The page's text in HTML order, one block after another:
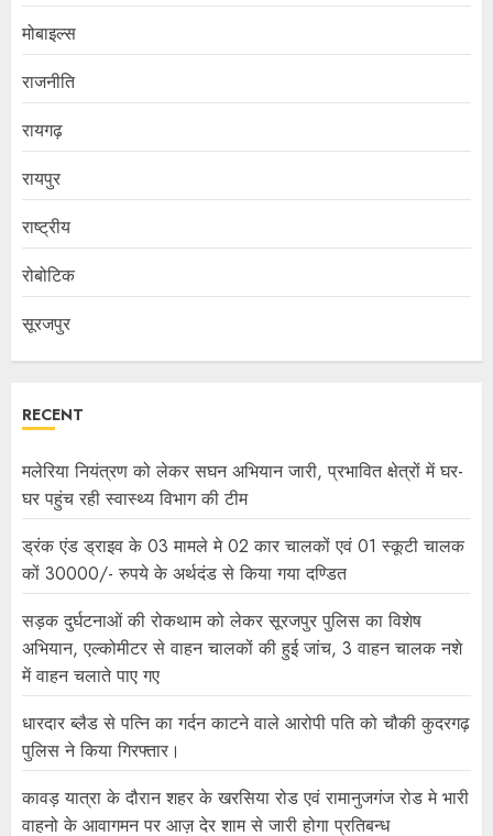
मोबाइल्स
राजनीति
रायगढ़
रायपुर
राष्ट्रीय
रोबोटिक
सूरजपुर
RECENT
मलेरिया नियंत्रण को लेकर सघन अभियान जारी, प्रभावित क्षेत्रों में घर-
घर पहुंच रही स्वास्थ्य विभाग की टीम
ड्रंक एंड ड्राइव के 03 मामले मे 02 कार चालकों एवं 01 स्कूटी चालक
कों 30000/- रुपये के अर्थदंड से किया गया दण्डित
सड़क दुर्घटनाओं की रोकथाम को लेकर सूरजपुर पुलिस का विशेष
अभियान, एल्कोमीटर से वाहन चालकों की हुई जांच, 3 वाहन चालक नशे
में वाहन चलाते पाए गए
धारदार ब्लैड से पत्नि का गर्दन काटने वाले आरोपी पति को चौकी कुदरगढ़
पुलिस ने किया गिरफ्तार।
कावड़ यात्रा के दौरान शहर के खरसिया रोड एवं रामानुजगंज रोड मे भारी
वाहनो के आवागमन पर आज़ देर शाम से जारी होगा प्रतिबन्ध